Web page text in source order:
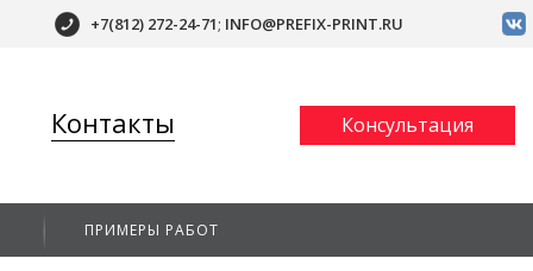
+7(812)272-24-71; INFO@PREFIX-PRINT.RU
Контакты Консультация
ПРИМЕРЫ РАБОТ